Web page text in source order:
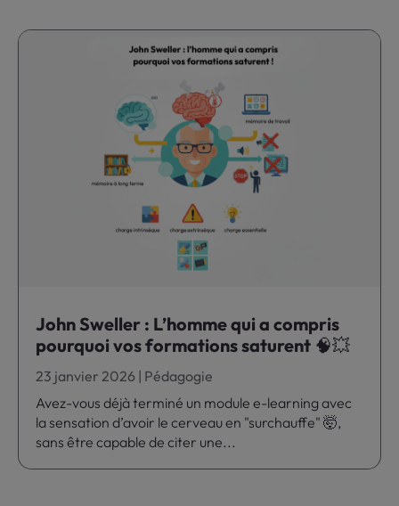
John Sweller : L’homme qui a compris
pourquoi vos formations saturent 🧠💥
23 janvier 2026 | Pédagogie
Avez-vous déjà terminé un module e-learning avec
la sensation d’avoir le cerveau en "surchauffe" 🤯,
sans être capable de citer une...